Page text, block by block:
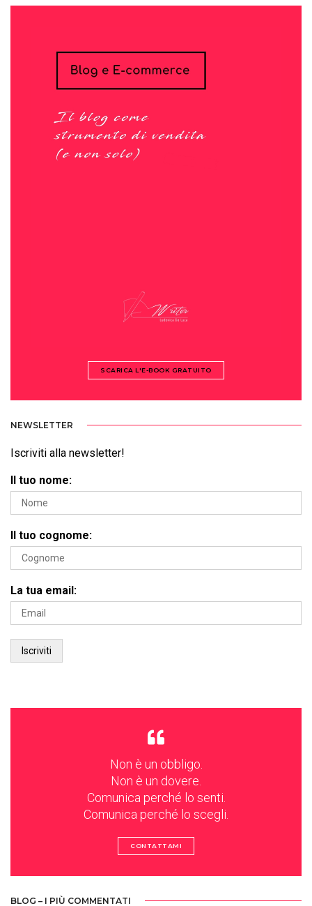
SCARICA L'E-BOOK GRATUITO
NEWSLETTER
Iscriviti alla newsletter!
Il tuo nome:
Il tuo cognome:
La tua email:
Non è un obbligo.
Non è un dovere.
Comunica perché lo senti.
Comunica perché lo scegli.
CONTATTAMI
BLOG – I PIÙ COMMENTATI